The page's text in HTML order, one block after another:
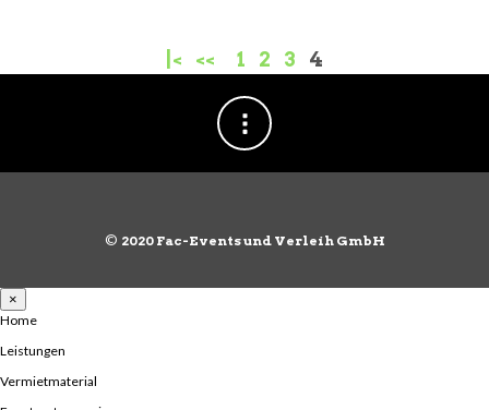
|< << 1 2 3 4
© 2020 Fac-Events und Verleih GmbH
×
Home
Leistungen
Vermietmaterial